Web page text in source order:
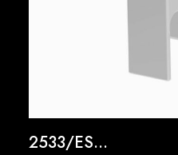
2533/ES...